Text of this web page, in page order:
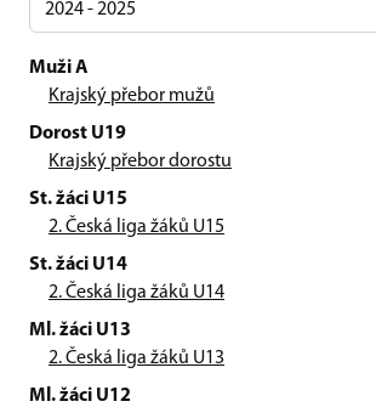
Muži A
Krajský přebor mužů
Dorost U19
Krajský přebor dorostu
St. žáci U15
2. Česká liga žáků U15
St. žáci U14
2. Česká liga žáků U14
Ml. žáci U13
2. Česká liga žáků U13
Ml. žáci U12